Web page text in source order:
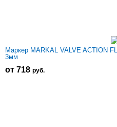
Маркер MARKAL VALVE ACTION
3мм
от 718 руб.